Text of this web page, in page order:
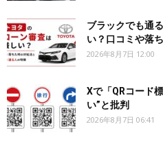
ブラックでも通
い？口コミや落
2026年8月7日 12:00
Xで「QRコード
い”と批判
2026年8月7日 06:41